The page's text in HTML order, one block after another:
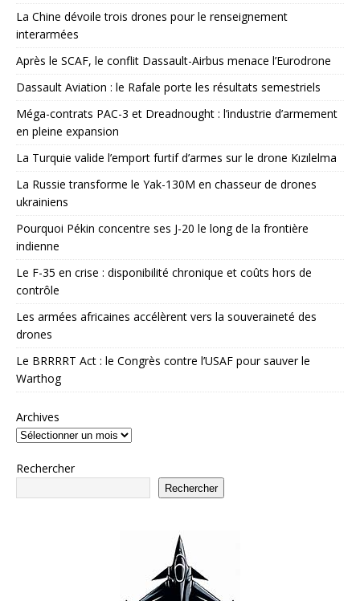
La Chine dévoile trois drones pour le renseignement
interarmées
Après le SCAF, le conflit Dassault-Airbus menace l’Eurodrone
Dassault Aviation : le Rafale porte les résultats semestriels
Méga-contrats PAC-3 et Dreadnought : l’industrie d’armement
en pleine expansion
La Turquie valide l’emport furtif d’armes sur le drone Kızılelma
La Russie transforme le Yak-130M en chasseur de drones
ukrainiens
Pourquoi Pékin concentre ses J-20 le long de la frontière
indienne
Le F-35 en crise : disponibilité chronique et coûts hors de
contrôle
Les armées africaines accélèrent vers la souveraineté des
drones
Le BRRRRT Act : le Congrès contre l’USAF pour sauver le
Warthog
Archives
Rechercher
Rechercher